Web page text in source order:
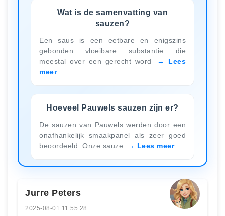
Wat is de samenvatting van
sauzen?
Een saus is een eetbare en enigszins
gebonden vloeibare substantie die
meestal over een gerecht word
Lees
meer
Hoeveel Pauwels sauzen zijn er?
De sauzen van Pauwels werden door een
onafhankelijk smaakpanel als zeer goed
beoordeeld. Onze sauze
Lees meer
Jurre Peters
2025-08-01 11:55:28